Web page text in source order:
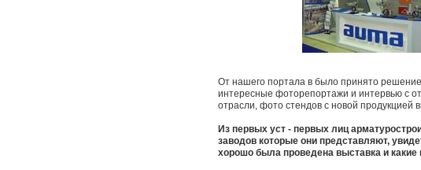
От нашего портала в было принято
интересные фоторепортажи и интервью с
отрасли, фото стендов с новой продукцией
Из первых уст - первых лиц
заводов которые они представляют,
хорошо была проведена выставка и